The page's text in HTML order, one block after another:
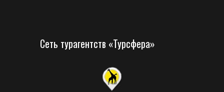
Сеть турагентств «Турсфера»